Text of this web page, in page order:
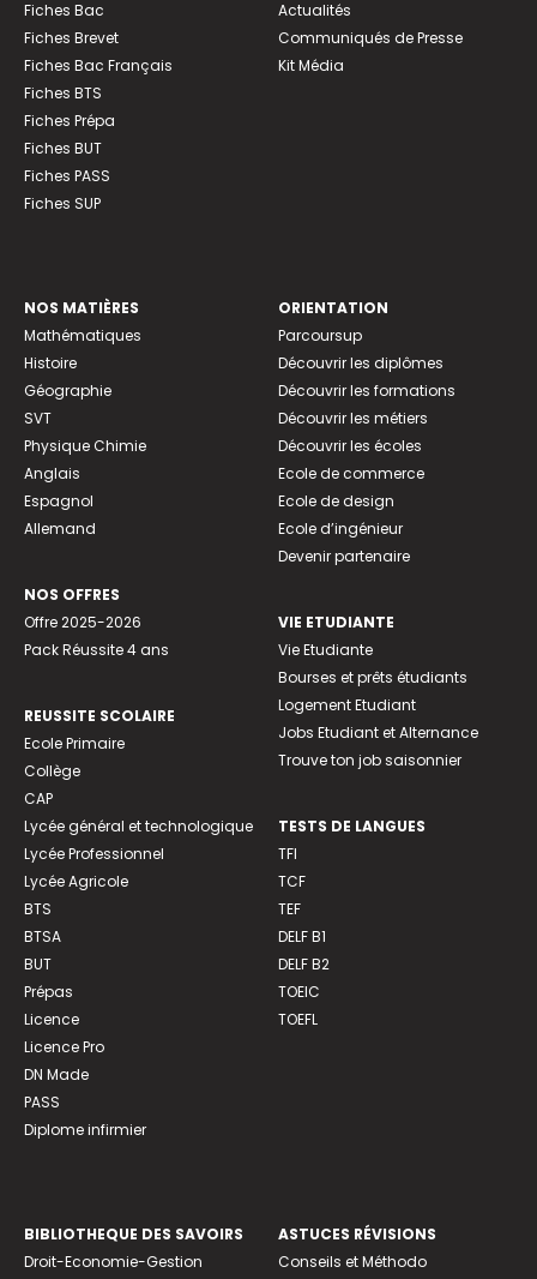
Fiches Bac
Fiches Brevet
Fiches Bac Français
Fiches BTS
Fiches Prépa
Fiches BUT
Fiches PASS
Fiches SUP
Actualités
Communiqués de Presse
Kit Média
NOS MATIÈRES
Mathématiques
Histoire
Géographie
SVT
Physique Chimie
Anglais
Espagnol
Allemand
NOS OFFRES
Offre 2025-2026
Pack Réussite 4 ans
REUSSITE SCOLAIRE
Ecole Primaire
Collège
CAP
Lycée général et technologique
Lycée Professionnel
Lycée Agricole
BTS
BTSA
BUT
Prépas
Licence
Licence Pro
DN Made
PASS
Diplome infirmier
ORIENTATION
Parcoursup
Découvrir les diplômes
Découvrir les formations
Découvrir les métiers
Découvrir les écoles
Ecole de commerce
Ecole de design
Ecole d’ingénieur
Devenir partenaire
VIE ETUDIANTE
Vie Etudiante
Bourses et prêts étudiants
Logement Etudiant
Jobs Etudiant et Alternance
Trouve ton job saisonnier
TESTS DE LANGUES
TFI
TCF
TEF
DELF B1
DELF B2
TOEIC
TOEFL
BIBLIOTHEQUE DES SAVOIRS
Droit-Economie-Gestion
ASTUCES RÉVISIONS
Conseils et Méthodo